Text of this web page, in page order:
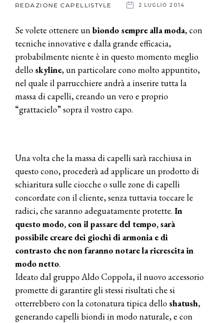
REDAZIONE CAPELLISTYLE 2 LUGLIO 2014
Se volete ottenere unbiondo sempre alla moda, con
tecniche innovative e dalla grande efficacia,
probabilmente niente è in questo momento meglio
delloskyline, un particolare cono molto appuntito,
nel quale il parrucchiere andrà a inserire tutta la
massa di capelli, creando un vero e proprio
“grattacielo” sopra il vostro capo.
Una volta che la massa di capelli sarà racchiusa in
questo cono, procederà ad applicare un prodotto di
schiaritura sulle ciocche o sulle zone di capelli
concordate con il cliente, senza tuttavia toccare le
radici, che saranno adeguatamente protette. In
questo modo, con il passare del tempo, sarà
possibile creare dei giochi di armonia e di
contrasto che non faranno notare la ricrescita in
modo netto.
Ideato dal gruppo Aldo Coppola, il nuovo accessorio
promette di garantire gli stessi risultati che si
otterrebbero con la cotonatura tipica delloshatush,
generando capelli biondi in modo naturale, e con